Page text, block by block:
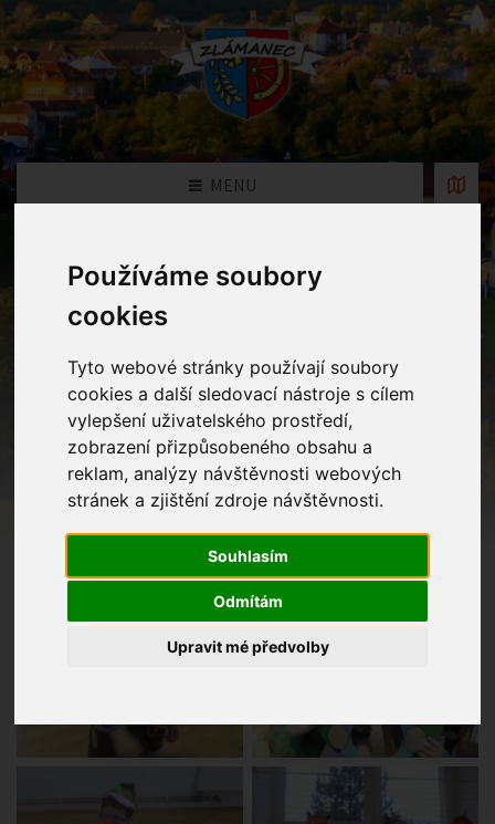
Používáme soubory
cookies
Tyto webové stránky používají soubory
cookies a další sledovací nástroje s cílem
vylepšení uživatelského prostředí,
zobrazení přizpůsobeného obsahu a
reklam, analýzy návštěvnosti webových
stránek a zjištění zdroje návštěvnosti.
Souhlasím
Odmítám
Upravit mé předvolby
MENU
Fotogalerie